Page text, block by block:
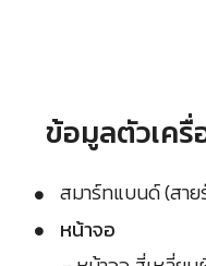
ข้อมูลตัวเครื่
สมาร์ทแบนด์ (สา
หน้าจอ